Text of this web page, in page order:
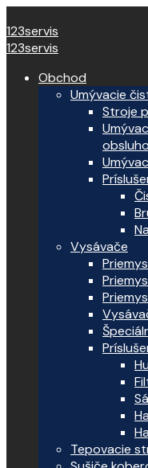
123servis
123servis
Obchod
Umývacie
Stroje
Vysávače
Tepovacie